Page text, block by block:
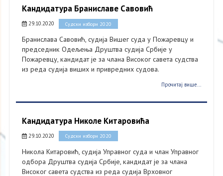
Кандидатура Браниславе Савовић
29.10.2020 Судски избори 2020
Бранислава Савовић, судија Вишег суда у Пожаревцу и
председник Одељења Друштва судија Србије у
Пожаревцу, кандидат је за члана Високог савета судства
из реда судија виших и привредних судова.
Прочитај више...
Кандидатура Николе Китаровића
29.10.2020 Судски избори 2020
Никола Китаровић, судија Управног суда и члан Управног
одбора Друштва судија Србије, кандидат је за члана
Високог савета судства из реда судија Врховног